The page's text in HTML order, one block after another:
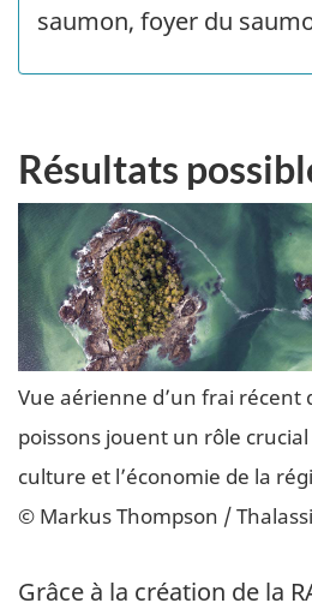
saumon, foyer du
Résultats
Vue aérienne d’un frai récent
poissons jouent un rôle crucial
culture et l’économie de la
© Markus Thompson /
Grâce à la création de la